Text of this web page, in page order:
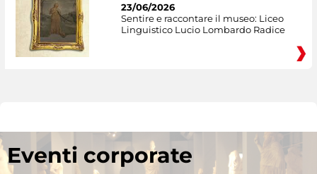
23/06/2026
Sentire e raccontare il museo: Liceo
Linguistico Lucio Lombardo Radice
Eventi corporate